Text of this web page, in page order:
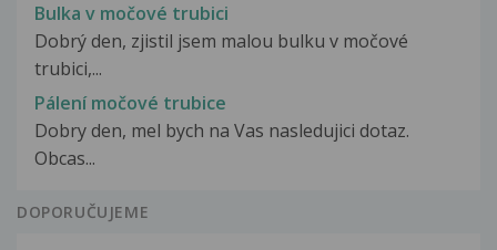
Bulka v močové trubici
Dobrý den, zjistil jsem malou bulku v močové
trubici,...
Pálení močové trubice
Dobry den, mel bych na Vas nasledujici dotaz.
Obcas...
DOPORUČUJEME